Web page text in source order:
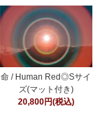
命 / Human Red◎Sサイ
ズ(マット付き)
20,800円(税込)